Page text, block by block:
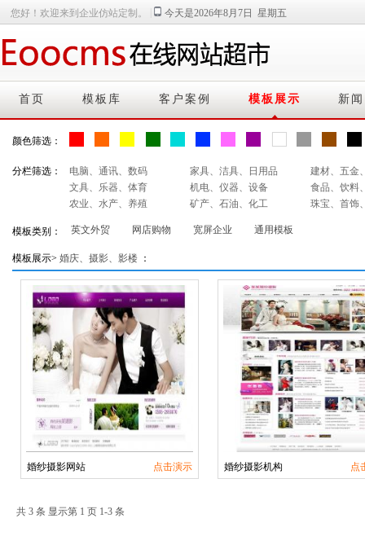
您好！欢迎来到企业仿站定制。 今天是2026年8月7日 星期五
首页 模板库 客户案例 模板展示 新
颜色筛选：
分栏筛选： 电脑、通讯、数码 家具、洁具、日用品
建材、五金
文具、乐器、体育
机电、仪器、设备
食品、饮料
农业、水产、养殖
矿产、石油、化工 珠宝、首饰
模板类别： 英文外贸 网店购物 宽屏企业 通用模板
模板展示> 婚庆、摄影、影楼 ：
婚纱摄影网站 点击演示 婚纱摄影机构 点
共 3 条 显示第 1 页 1-3 条